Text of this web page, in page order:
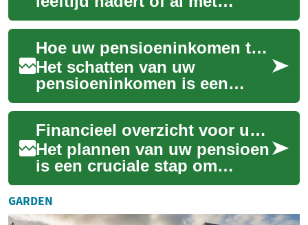
pensioen bent, is het
verstandig om uw financiën
zorgvuldig te...
Hoe uw pensioeninkomen te schatten
Het schatten van uw
pensioeninkomen is een
cruciale stap in financiële
planning, ongeacht uw
leeftijd. Een helder bee...
Financieel overzicht voor uw pensioen
Het plannen van uw pensioen
is een cruciale stap om
financiële zekerheid op latere
leeftijd te waarborgen. Een
goed i...
GARDEN